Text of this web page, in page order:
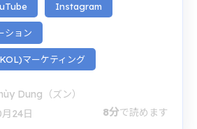
Instagram
ション
マーケティング
Dung（ズン）
24日
8分で読めます